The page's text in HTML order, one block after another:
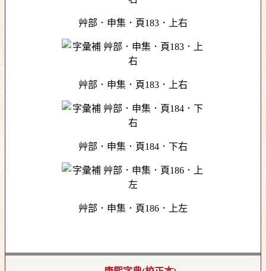
艸部．申集．頁183．上右
艸部．申集．頁183．上右
艸部．申集．頁184．下右
艸部．申集．頁186．上左